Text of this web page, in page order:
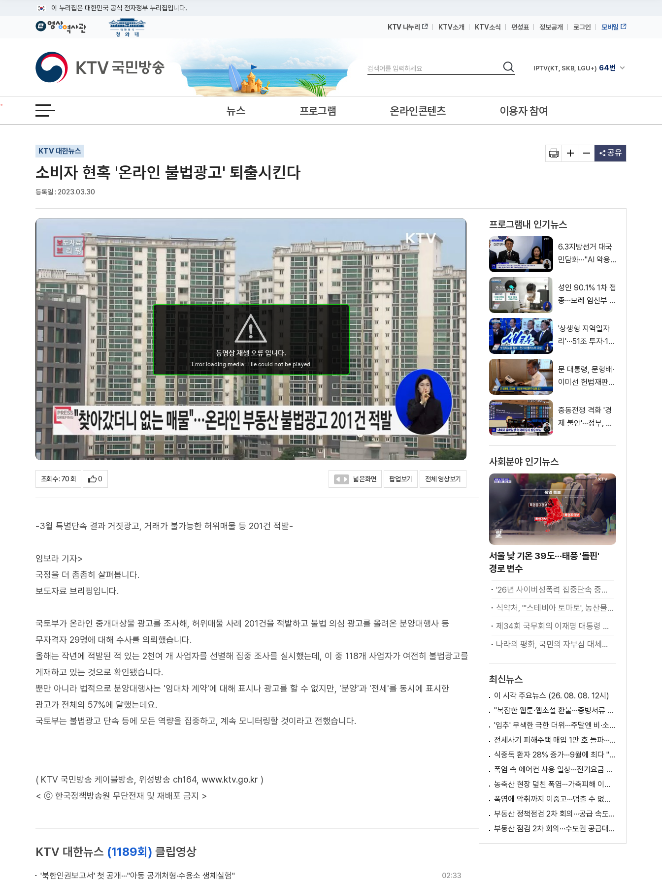
이 누리집은 대한민국 공식 전자정부 누리집입니다.
공식 누리집 주소 확인하기
이밖에 or.kr 또는 .kr등 다른 도메인 주소를 사용하고 있다면 아래 URL에서 도메인 주소를 확인해 보세요
운영중인 공식 누리집보기
KTV 나누리 KTV소개 KTV소식 편성표 정보공개 로그인 모바일
KTV국민방송
검색
검색 채널안내 펼쳐
IPTV(KT, SKB, LGU+) 64번
IPTV(KT, SKB, LGU+)
전체메뉴 열기 뉴스 프로그램 온라인콘텐츠 이용자 참여
KTV 대한뉴스
소비자 현혹 '온라인 불법광고' 퇴출시킨다
등록일 : 2023.03.30
기사인쇄
글자확대
글자축소 공유
조회수 : 70 회 0 넓은화면 팝업보기 전체 영상보기
-3월 특별단속 결과 거짓광고, 거래가 불가능한 허위매물 등 201건 적발-
임보라 기자>
국정을 더 촘촘히 살펴봅니다.
보도자료 브리핑입니다.
국토부가 온라인 중개대상물 광고를 조사해, 허위매물 사례 201건을 적발하고 불법 의심 광고를 올려온 분양대행사 등
무자격자 29명에 대해 수사를 의뢰했습니다.
올해는 작년에 적발된 적 있는 2천여 개 사업자를 선별해 집중 조사를 실시했는데, 이 중 118개 사업자가 여전히 불법광고를
게재하고 있는 것으로 확인됐습니다.
뿐만 아니라 법적으로 분양대행사는 '임대차 계약'에 대해 표시나 광고를 할 수 없지만, '분양'과 '전세'를 동시에 표시한
광고가 전체의 57%에 달했는데요.
국토부는 불법광고 단속 등에 모든 역량을 집중하고, 계속 모니터링할 것이라고 전했습니다.
( KTV 국민방송 케이블방송, 위성방송 ch164, www.ktv.go.kr )
< ⓒ 한국정책방송원 무단전재 및 재배포 금지 >
KTV 대한뉴스 (1189회) 클립영상
'북한인권보고서' 첫 공개···"아동 공개처형·수용소 생체실험" 02:33
프로그램내 인기뉴스
6.3지방선거 대국
민담화···"AI 악용
성인 90.1% 1차 접
종···모레 임신부 사
'상생형 지역일자
리'···51조 투자·13
문 대통령, 문형배·
이미선 헌법재판관
중동전쟁 격화 '경
제 불안'···정부, 금
소화
사회분야 인기뉴스
서울 낮 기온 39도···태풍 '돌핀'
경로 변수
'26년 사이버성폭력 집중단속 중간성과 발표···향후 추진계획은?
식약처, "'스테비아 토마토', 농산물 아닌 가공식품"
제34회 국무회의 이재명 대통령 모두발언
나라의 평화, 국민의 자부심 대체불가 대한민국 이재명 대통령 모두말씀
최신뉴스
이 시각 주요뉴스 (26. 08. 08. 12시)
"복잡한 웹툰·웹소설 환불···증빙서류 요구까지"
'입추' 무색한 극한 더위···주말엔 비·소나기
전세사기 피해주택 매입 1만 호 돌파···피해 지원 속도
식중독 환자 28% 증가···9월에 최다 "입추 방심 금물"
폭염 속 에어컨 사용 일상···전기요금 줄이려면?
농축산 현장 덮친 폭염···가축피해 이틀 새 28만 마리↑
폭염에 악취까지 이중고···멈출 수 없는 필수노동
부동산 정책점검 2차 회의···공급 속도전 본격화하나
부동산 점검 2차 회의···수도권 공급대책 논의